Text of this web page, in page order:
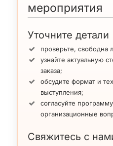
мероприятия
Уточните детали
проверьте, свободна
узнайте актуальную
заказа;
обсудите формат и
выступления;
согласуйте
организационные
Свяжитесь с